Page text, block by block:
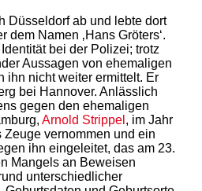
Düsseldorf ab und lebte dort
dem Namen ‚Hans Gröters‘.
bei der Polizei; trotz
Aussagen von ehemaligen
ihn nicht weiter ermittelt. Er
bei Hannover. Anlässlich
gegen den ehemaligen
Arnold Strippel , im Jahr
vernommen und ein
ihn eingeleitet, das am 23.
Mangels an Beweisen
unterschiedlicher